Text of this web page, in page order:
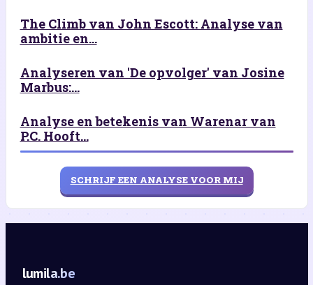
The Climb van John Escott: Analyse van
ambitie en...
Analyseren van 'De opvolger' van Josine
Marbus:...
Analyse en betekenis van Warenar van
P.C. Hooft...
SCHRIJF EEN ANALYSE VOOR MIJ
lumila.be